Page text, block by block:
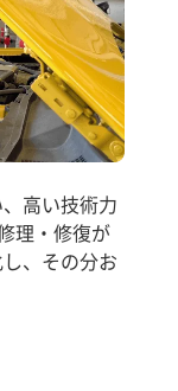
高い技術力
理・修復が
、その分お